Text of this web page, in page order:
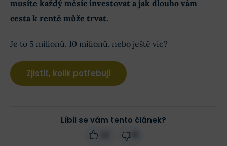
musíte každý měsíc investovat a jak dlouho vám
cesta k rentě může trvat.
Je to 5 milionů, 10 milionů, nebo ještě víc?
Zjistit, kolik potřebuji
Líbil se vám tento článek?
15